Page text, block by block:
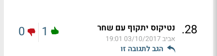
28
. נטיקוס יתקוף עם שחר
אביב03/10/2017 19:01
הגב לתגובה זו
1
0